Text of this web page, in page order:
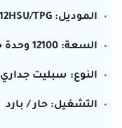
الموديل: TAC-12HSU/TPG
السعة: 12100 وحدة حرارية
النوع: سبليت جداري
التشغيل: حار / بارد